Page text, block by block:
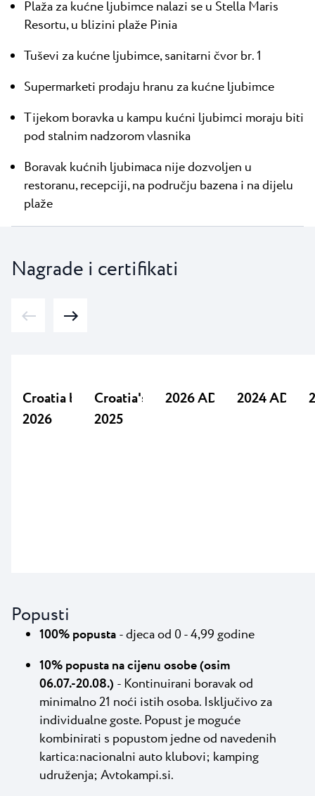
Plaža za kućne ljubimce nalazi se u Stella Maris
Resortu, u blizini plaže Pinia
Tuševi za kućne ljubimce, sanitarni čvor br. 1
Supermarketi prodaju hranu za kućne ljubimce
Tijekom boravka u kampu kućni ljubimci moraju biti
pod stalnim nadzorom vlasnika
Boravak kućnih ljubimaca nije dozvoljen u
restoranu, recepciji, na području bazena i na dijelu
plaže
Nagrade i certifikati
Croatia best campsite
2026
Croatia's Best Campsite
2025
2026 ADAC 4,52024 ADAC
Popusti
100% popusta- djeca od 0 - 4,99 godine
10% popusta na cijenu osobe (osim
06.07.-20.08.) - Kontinuirani boravak od
minimalno 21 noći istih osoba. Isključivo za
individualne goste. Popust je moguće
kombinirati s popustom jedne od navedenih
kartica:nacionalni auto klubovi; kamping
udruženja; Avtokampi.si.